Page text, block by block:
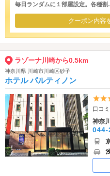
毎日ランダムに１部屋設定。各種割
クーポン内容
ラゾーナ川崎から0.5km
神奈川県 川崎市川崎区砂子
ホテル パルティノン
口コ
神奈
044-